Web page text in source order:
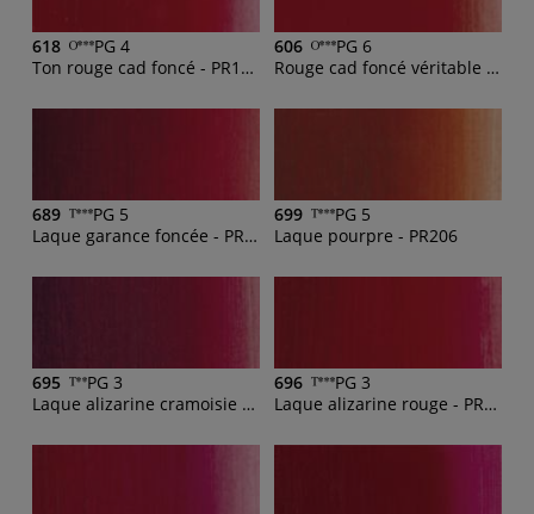
618
PG 4
Ton rouge cad foncé - PR170, PV16
606
PG 6
Rouge cad foncé véritable - PR108
689
PG 5
Laque garance foncée - PR179, PR209, PY83
699
PG 5
Laque pourpre - PR206
695
PG 3
Laque alizarine cramoisie - PR83
696
PG 3
Laque alizarine rouge - PR209, PR179, PR202